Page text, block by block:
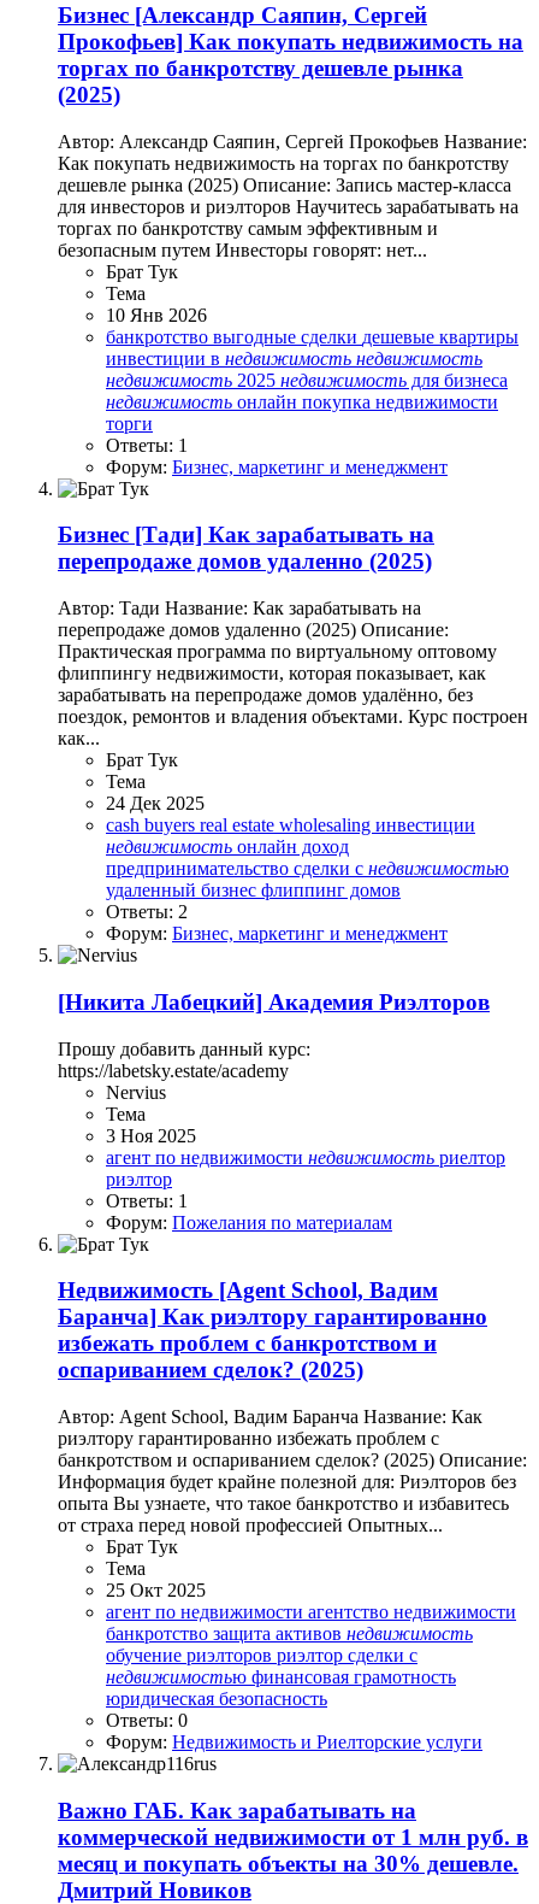
Бизнес [Александр Саяпин, Сергей
Прокофьев] Как покупать недвижимость на
торгах по банкротству дешевле рынка
(2025)
Автор: Александр Саяпин, Сергей Прокофьев Название:
Как покупать недвижимость на торгах по банкротству
дешевле рынка (2025) Описание: Запись мастер-класса
для инвесторов и риэлторов Научитесь зарабатывать на
торгах по банкротству самым эффективным и
безопасным путем Инвесторы говорят: нет...
Брат Тук
Тема
10 Янв 2026
банкротство выгодные сделки дешевые квартиры
инвестиции в недвижимость недвижимость
недвижимость 2025 недвижимость для бизнеса
недвижимость онлайн покупка недвижимости
торги
Ответы: 1
Форум: Бизнес, маркетинг и менеджмент
Бизнес [Тади] Как зарабатывать на
перепродаже домов удаленно (2025)
Автор: Тади Название: Как зарабатывать на
перепродаже домов удаленно (2025) Описание:
Практическая программа по виртуальному оптовому
флиппингу недвижимости, которая показывает, как
зарабатывать на перепродаже домов удалённо, без
поездок, ремонтов и владения объектами. Курс построен
как...
Брат Тук
Тема
24 Дек 2025
cash buyers real estate wholesaling инвестиции
недвижимость онлайн доход
предпринимательство сделки с недвижимостью
удаленный бизнес флиппинг домов
Ответы: 2
Форум: Бизнес, маркетинг и менеджмент
[Никита Лабецкий] Академия Риэлторов
Прошу добавить данный курс:
https://labetsky.estate/academy
Nervius
Тема
3 Ноя 2025
агент по недвижимости недвижимость риелтор
риэлтор
Ответы: 1
Форум: Пожелания по материалам
Недвижимость [Agent School, Вадим
Баранча] Как риэлтору гарантированно
избежать проблем с банкротством и
оспариванием сделок? (2025)
Автор: Agent School, Вадим Баранча Название: Как
риэлтору гарантированно избежать проблем с
банкротством и оспариванием сделок? (2025) Описание:
Информация будет крайне полезной для: Риэлторов без
опыта Вы узнаете, что такое банкротство и избавитесь
от страха перед новой профессией Опытных...
Брат Тук
Тема
25 Окт 2025
агент по недвижимости агентство недвижимости
банкротство защита активов недвижимость
обучение риэлторов риэлтор сделки с
недвижимостью финансовая грамотность
юридическая безопасность
Ответы: 0
Форум: Недвижимость и Риелторские услуги
Важно ГАБ. Как зарабатывать на
коммерческой недвижимости от 1 млн руб. в
месяц и покупать объекты на 30% дешевле.
Дмитрий Новиков